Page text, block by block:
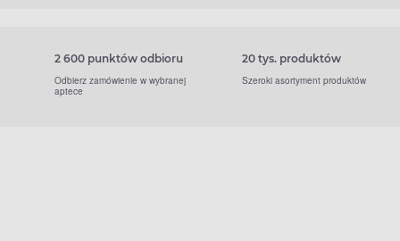
2 600 punktów odbioru
Odbierz zamówienie w wybranej
aptece
20 tys. produktów
Szeroki asortyment produktów